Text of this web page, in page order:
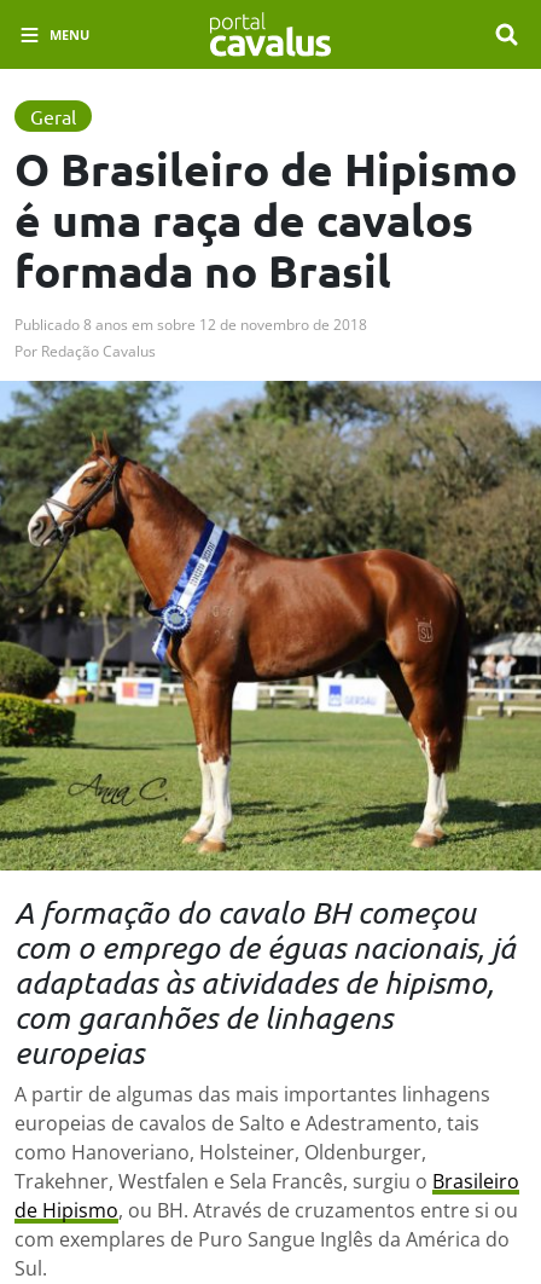
MENU
Geral
O Brasileiro de Hipismo
é uma raça de cavalos
formada no Brasil
Publicado8 anos em sobre 12 de novembro de 2018
Por Redação Cavalus
A formação do cavalo BH começou
com o emprego de éguas nacionais, já
adaptadas às atividades de hipismo,
com garanhões de linhagens
europeias
A partir de algumas das mais importantes linhagens
europeias de cavalos de Salto e Adestramento, tais
como Hanoveriano, Holsteiner, Oldenburger,
Trakehner, Westfalen e Sela Francês, surgiu o Brasileiro
de Hipismo, ou BH. Através de cruzamentos entre si ou
com exemplares de Puro Sangue Inglês da América do
Sul.